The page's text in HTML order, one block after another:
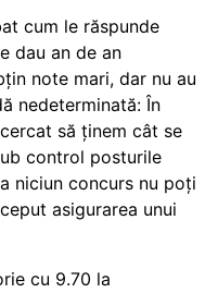
cum le răspunde
dau an de an
note mari, dar nu au
nedeterminată: În
să ținem cât se
control posturile
niciun concurs nu poți
asigurarea unui
cu 9.70 la